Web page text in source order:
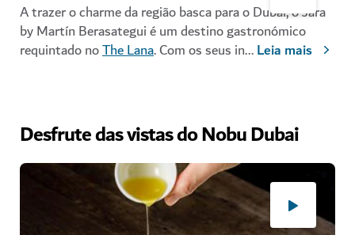
A trazer o charme da região basca para o Dubai, o Jara
by Martín Berasategui é um destino gastronómico
requintado noThe Lana. Com os seus in...Leia mais
Desfrute das vistas do Nobu Dubai